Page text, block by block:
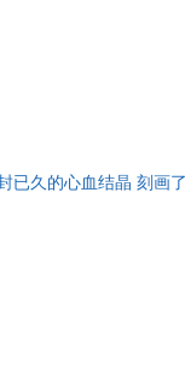
已久的心血结晶 刻画